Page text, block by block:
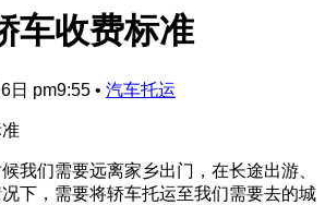
车收费标准
日 pm9:55 • 汽车托运
我们需要远离家乡出门，在长途出游、
下，需要将轿车托运至我们需要去的城